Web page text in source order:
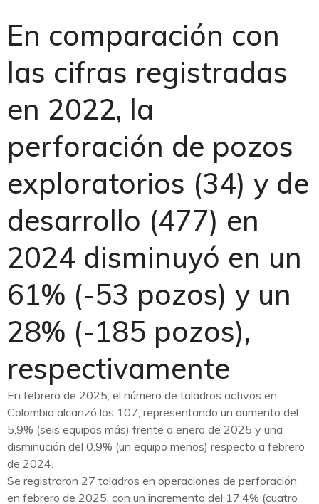
En comparación con
las cifras registradas
en 2022, la
perforación de pozos
exploratorios (34) y de
desarrollo (477) en
2024 disminuyó en un
61% (-53 pozos) y un
28% (-185 pozos),
respectivamente
En febrero de 2025, el número de taladros activos en
Colombia alcanzó los 107, representando un aumento del
5,9% (seis equipos más) frente a enero de 2025 y una
disminución del 0,9% (un equipo menos) respecto a febrero
de 2024.
Se registraron 27 taladros en operaciones de perforación
en febrero de 2025, con un incremento del 17,4% (cuatro